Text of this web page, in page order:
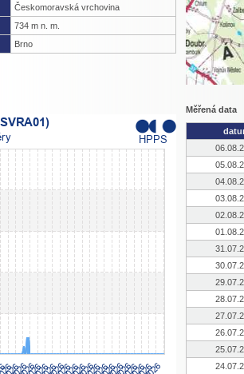
Českomoravská vrchovina
734 m n. m.
Brno
Měřená data